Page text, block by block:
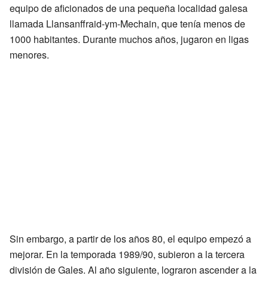
equipo de aficionados de una pequeña localidad galesa
llamada Llansanffraid-ym-Mechain, que tenía menos de
1000 habitantes. Durante muchos años, jugaron en ligas
menores.
Sin embargo, a partir de los años 80, el equipo empezó a
mejorar. En la temporada 1989/90, subieron a la tercera
división de Gales. Al año siguiente, lograron ascender a la